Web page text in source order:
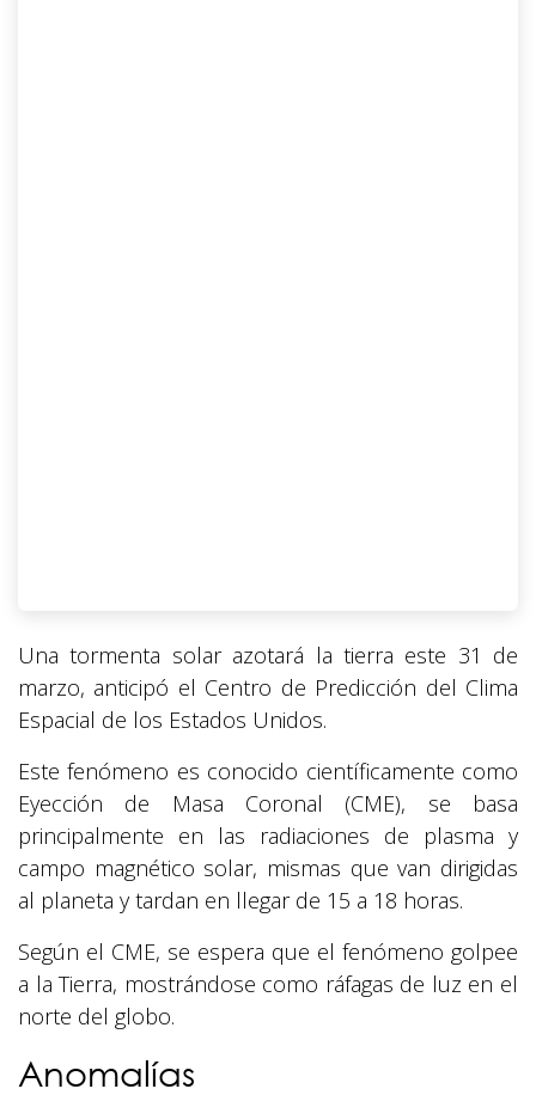
Una tormenta solar azotará la tierra este 31 de
marzo, anticipó el Centro de Predicción del Clima
Espacial de los Estados Unidos.
Este fenómeno es conocido científicamente como
Eyección de Masa Coronal (CME), se basa
principalmente en las radiaciones de plasma y
campo magnético solar, mismas que van dirigidas
al planeta y tardan en llegar de 15 a 18 horas.
Según el CME, se espera que el fenómeno golpee
a la Tierra, mostrándose como ráfagas de luz en el
norte del globo.
Anomalías